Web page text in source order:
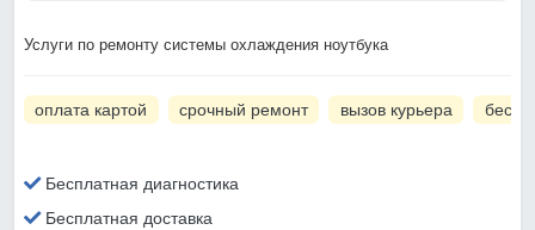
Услуги по ремонту системы охлаждения ноутбука
оплата картой срочный ремонт вызов курьера
Бесплатная диагностика
Бесплатная доставка